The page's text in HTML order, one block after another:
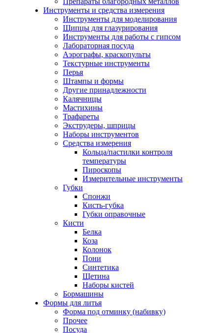
Инструменты и средства измерения
Инструменты для моделирования
Щипцы для глазурирования
Инструменты для работы с гипсом
Лабораторная посуда
Аэрографы, краскопульты
Текстурные инструменты
Перья
Штампы и формы
Другие принадлежности
Калячницы
Мастихины
Трафареты
Экструдеры, шприцы
Наборы инструментов
Средства измерения
Кольца/пастилки контроля
температуры
Пироскопы
Измерительные инструменты
Губки
Спонжи
Кисть-губка
Губки оправочные
Кисти
Белка
Коза
Колонок
Пони
Синтетика
Щетина
Наборы кистей
Бормашины
Формы для литья
Форма под отминку (набивку)
Прочее
Посуда